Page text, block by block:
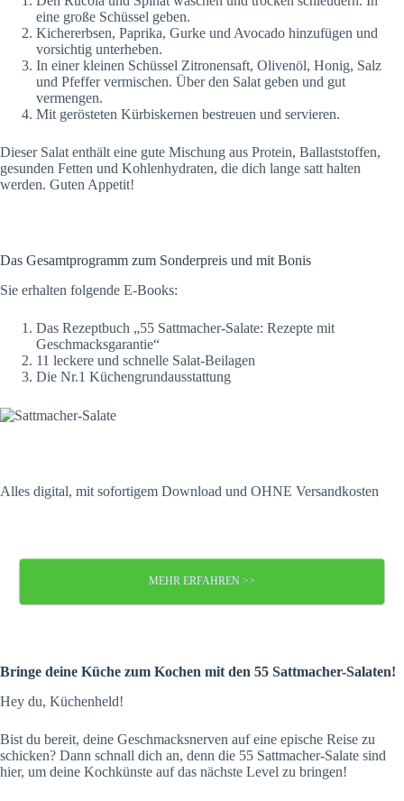
eine große Schüssel geben.
Kichererbsen, Paprika, Gurke und Avocado hinzufügen und
vorsichtig unterheben.
In einer kleinen Schüssel Zitronensaft, Olivenöl, Honig, Salz
und Pfeffer vermischen. Über den Salat geben und gut
vermengen.
Mit gerösteten Kürbiskernen bestreuen und servieren.
Dieser Salat enthält eine gute Mischung aus Protein, Ballaststoffen,
gesunden Fetten und Kohlenhydraten, die dich lange satt halten
werden. Guten Appetit!
Das Gesamtprogramm zum Sonderpreis und mit Bonis
Sie erhalten folgende E-Books:
Das Rezeptbuch „55 Sattmacher-Salate: Rezepte mit
Geschmacksgarantie“
11 leckere und schnelle Salat-Beilagen
Die Nr.1 Küchengrundausstattung
Alles digital, mit sofortigem Download und OHNE Versandkosten
MEHR ERFAHREN >>
Bringe deine Küche zum Kochen mit den 55 Sattmacher-Salaten!
Hey du, Küchenheld!
Bist du bereit, deine Geschmacksnerven auf eine epische Reise zu
schicken? Dann schnall dich an, denn die 55 Sattmacher-Salate sind
hier, um deine Kochkünste auf das nächste Level zu bringen!